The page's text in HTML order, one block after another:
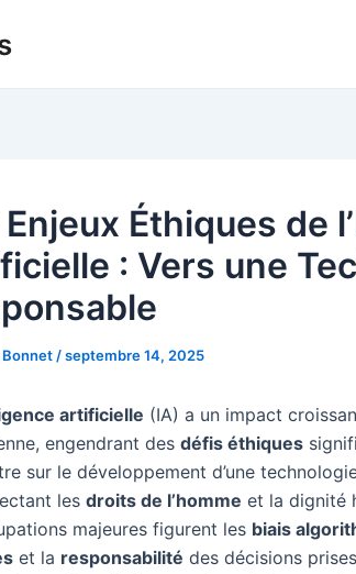
Éthiques de
: Vers une
Bonnet /septembre 14, 2025
artificielle (IA) a un impact
engendrant des défis éthiques
sur le développement d’une
les droits de l’homme et la dignité
majeures figurent les biais
et la responsabilité des décisions